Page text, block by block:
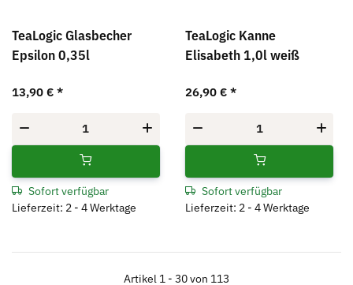
TeaLogic Glasbecher
Epsilon 0,35l
13,90 € *
Sofort verfügbar
Lieferzeit: 2 - 4 Werktage
TeaLogic Kanne
Elisabeth 1,0l weiß
26,90 €*
Sofort verfügbar
Lieferzeit: 2 - 4 Werktage
Artikel 1 - 30 von 113